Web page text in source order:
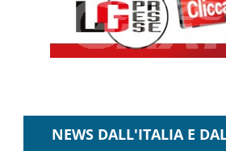
NEWS DALL'ITALIA E